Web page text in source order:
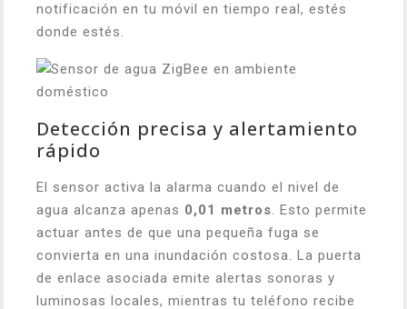
notificación en tu móvil en tiempo real, estés
donde estés.
Detección precisa y alertamiento
rápido
El sensor activa la alarma cuando el nivel de
agua alcanza apenas 0,01 metros. Esto permite
actuar antes de que una pequeña fuga se
convierta en una inundación costosa. La puerta
de enlace asociada emite alertas sonoras y
luminosas locales, mientras tu teléfono recibe